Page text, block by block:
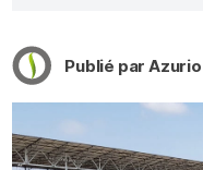
Publié par Azurio